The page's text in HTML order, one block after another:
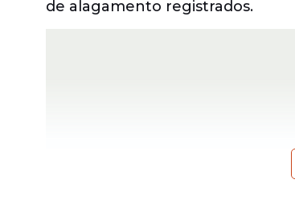
de alagamento registrados.